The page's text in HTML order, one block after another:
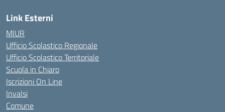
Link Esterni
MIUR
Ufficio Scolastico Regionale
Ufficio Scolastico Territoriale
Scuola in Chiaro
Iscrizioni On Line
Invalsi
Comune